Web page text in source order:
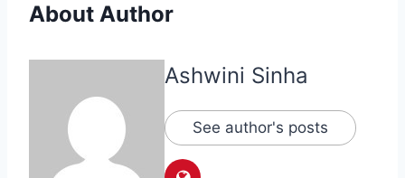
About Author
Ashwini Sinha
See author's posts